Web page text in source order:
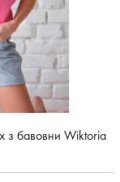
з бавовни Wiktoria